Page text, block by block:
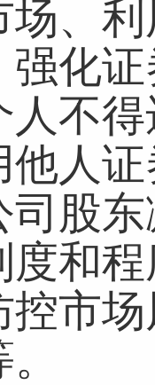
场、
强化
人不
他人
司股
度和
控市